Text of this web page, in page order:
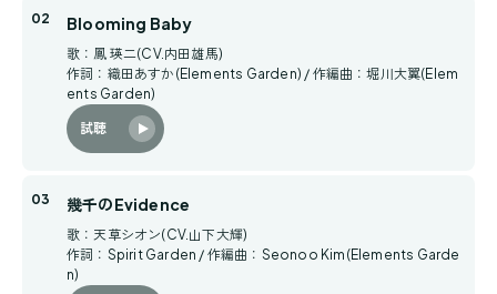
Blooming Baby
歌：鳳 瑛二(CV.内田雄馬)
作詞：織田あすか(Elements Garden) / 作編曲：堀川大翼(Elem
ents Garden)
試聴
幾千のEvidence
歌：天草シオン(CV.山下大輝)
作詞：Spirit Garden / 作編曲：Seonoo Kim(Elements Garde
n)